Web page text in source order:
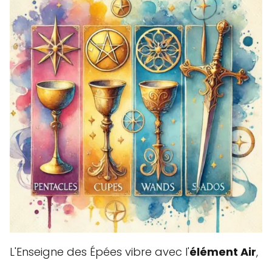
L'Enseigne des Épées vibre avec l'élément Air,